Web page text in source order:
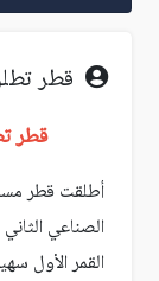
قطر
قطر
أطلقت قطر
الصناعي الثاني